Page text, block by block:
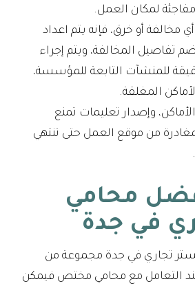
لمكان العمل.
مخالفة أو خرق، فإنه يتم اعداد
تفاصيل المخالفة، ويتم إجراء
للمنشآت التابعة للمؤسسة،
المغلقة.
وإصدار تعليمات تمنع
من موقع العمل حتى تنتهي
محامي
في جدة
تجاري في جدة مجموعة من
التعامل مع محامي مختص فيمكن